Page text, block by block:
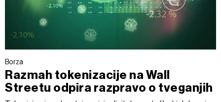
Borza
Razmah tokenizacije na Wall
Streetu odpira razpravo o tveganjih